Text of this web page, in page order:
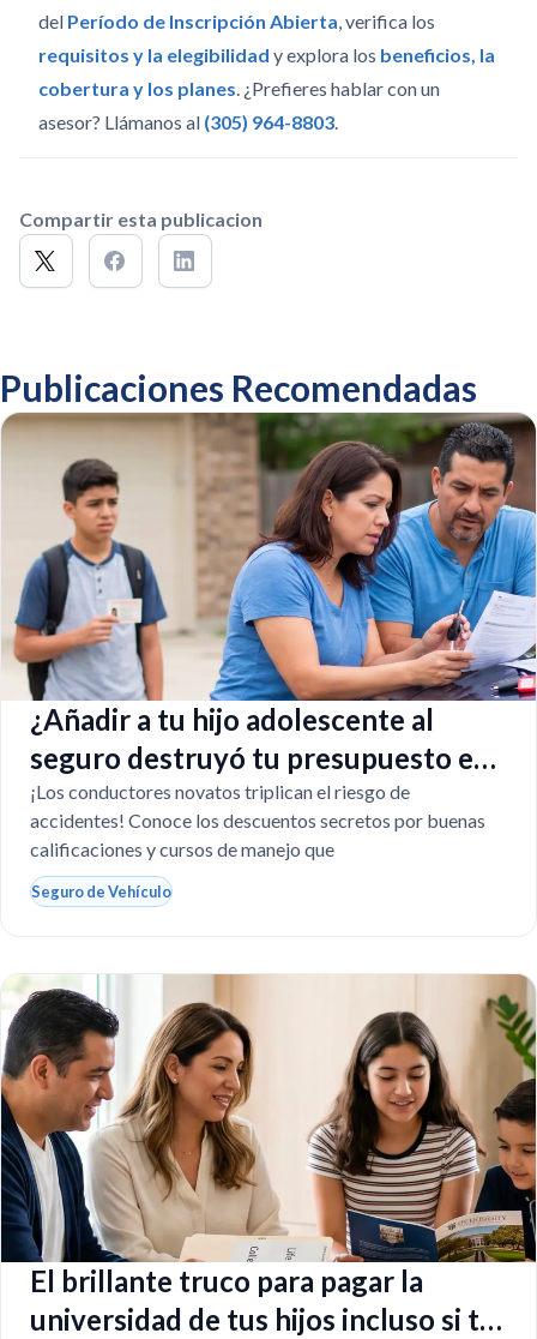
del Período de Inscripción Abierta, verifica los
requisitos y la elegibilidad y explora los beneficios, la
cobertura y los planes. ¿Prefieres hablar con un
asesor? Llámanos al (305) 964-8803.
Compartir esta publicacion
Publicaciones Recomendadas
¿Añadir a tu hijo adolescente al
seguro destruyó tu presupuesto en
Texas?
¡Los conductores novatos triplican el riesgo de
accidentes! Conoce los descuentos secretos por buenas
calificaciones y cursos de manejo que
Seguro de Vehículo
El brillante truco para pagar la
universidad de tus hijos incluso si tú